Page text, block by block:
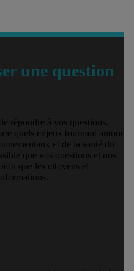
une question
répondre à vos questions.
quels enjeux tournant autour
et de la santé du
que vos questions et nos
que les citoyens et